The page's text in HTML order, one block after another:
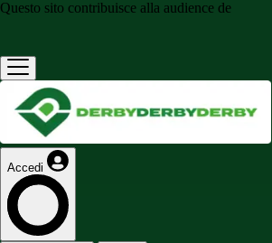
Questo sito contribuisce alla audience de
Accedi